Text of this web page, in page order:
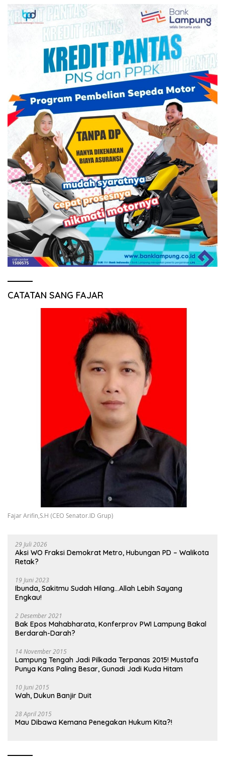
CATATAN SANG FAJAR
Fajar Arifin,S.H (CEO Senator.ID Grup)
29 Juli 2026
Aksi WO Fraksi Demokrat Metro, Hubungan PD – Walikota
Retak?
19 Juni 2023
Ibunda, Sakitmu Sudah Hilang…Allah Lebih Sayang
Engkau!
2 Desember 2021
Bak Epos Mahabharata, Konferprov PWI Lampung Bakal
Berdarah-Darah?
14 November 2015
Lampung Tengah Jadi Pilkada Terpanas 2015! Mustafa
Punya Kans Paling Besar, Gunadi Jadi Kuda Hitam
10 Juni 2015
Wah, Dukun Banjir Duit
28 April 2015
Mau Dibawa Kemana Penegakan Hukum Kita?!